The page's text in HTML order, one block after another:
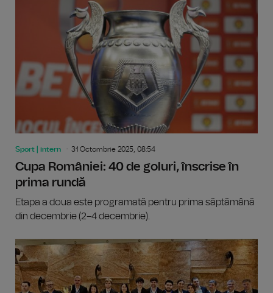
Sport | intern 31 Octombrie 2025, 08:54
Cupa României: 40 de goluri, înscrise în
prima rundă
Etapa a doua este programată pentru prima săptămână
din decembrie (2–4 decembrie).